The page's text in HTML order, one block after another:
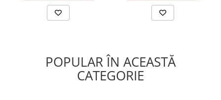
POPULAR ÎN ACEASTĂ
CATEGORIE